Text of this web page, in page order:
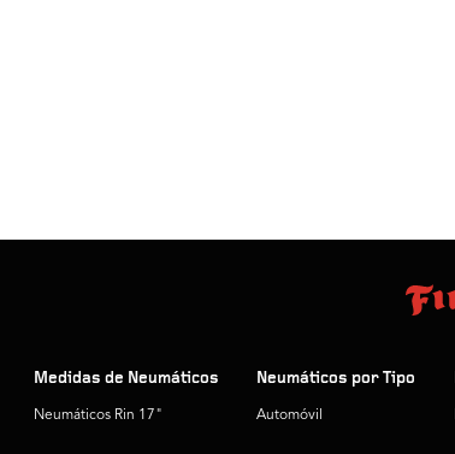
Medidas de Neumáticos
Neumáticos Rin 17"
Neumáticos por Tipo
Automóvil